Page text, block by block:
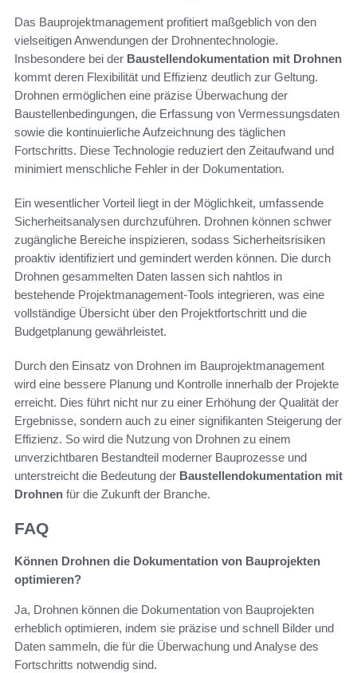
Das Bauprojektmanagement profitiert maßgeblich von den
vielseitigen Anwendungen der Drohnentechnologie.
Insbesondere bei der Baustellendokumentation mit Drohnen
kommt deren Flexibilität und Effizienz deutlich zur Geltung.
Drohnen ermöglichen eine präzise Überwachung der
Baustellenbedingungen, die Erfassung von Vermessungsdaten
sowie die kontinuierliche Aufzeichnung des täglichen
Fortschritts. Diese Technologie reduziert den Zeitaufwand und
minimiert menschliche Fehler in der Dokumentation.
Ein wesentlicher Vorteil liegt in der Möglichkeit, umfassende
Sicherheitsanalysen durchzuführen. Drohnen können schwer
zugängliche Bereiche inspizieren, sodass Sicherheitsrisiken
proaktiv identifiziert und gemindert werden können. Die durch
Drohnen gesammelten Daten lassen sich nahtlos in
bestehende Projektmanagement-Tools integrieren, was eine
vollständige Übersicht über den Projektfortschritt und die
Budgetplanung gewährleistet.
Durch den Einsatz von Drohnen im Bauprojektmanagement
wird eine bessere Planung und Kontrolle innerhalb der Projekte
erreicht. Dies führt nicht nur zu einer Erhöhung der Qualität der
Ergebnisse, sondern auch zu einer signifikanten Steigerung der
Effizienz. So wird die Nutzung von Drohnen zu einem
unverzichtbaren Bestandteil moderner Bauprozesse und
unterstreicht die Bedeutung der Baustellendokumentation mit
Drohnen für die Zukunft der Branche.
FAQ
Können Drohnen die Dokumentation von Bauprojekten
optimieren?
Ja, Drohnen können die Dokumentation von Bauprojekten
erheblich optimieren, indem sie präzise und schnell Bilder und
Daten sammeln, die für die Überwachung und Analyse des
Fortschritts notwendig sind.